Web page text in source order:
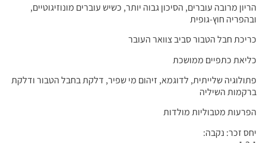
הריון מרובה עוברים, הסיכון גבוה יותר, כשיש עוברים מונוזיגוטיים,
ובהפריה חוץ-גופית
כריכת חבל הטבור סביב צוואר העובר
כליאת כתפיים ממושכת
פתולוגיה שלייתית, לדוגמא, זיהום מי שפיר, דלקת בחבל הטבור ודלקת
ברקמות השיליה
הפרעות מטבוליות מולדות
יחס זכר: נקבה: